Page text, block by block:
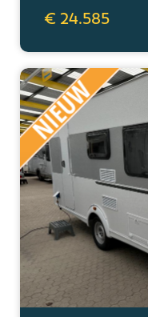
€ 24.585